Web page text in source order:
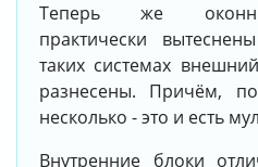
Теперь же
практически
таких системах
разнесены. Причём,
несколько - это и есть
Внутренние блоки